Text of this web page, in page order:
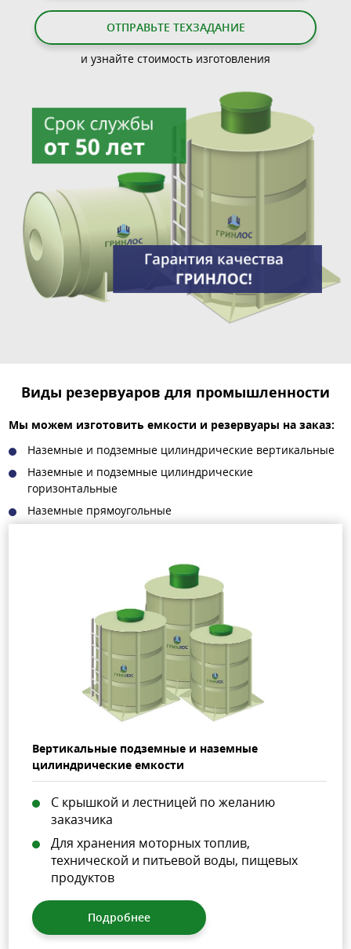
ОТПРАВЬТЕ ТЕХЗАДАНИЕ
и узнайте стоимость изготовления
Виды резервуаров для промышленности
Мы можем изготовить емкости и резервуары на заказ:
Наземные и подземные цилиндрические вертикальные
Наземные и подземные цилиндрические
горизонтальные
Наземные прямоугольные
Вертикальные подземные и наземные
цилиндрические емкости
С крышкой и лестницей по желанию
заказчика
Для хранения моторных топлив,
технической и питьевой воды, пищевых
продуктов
Подробнее